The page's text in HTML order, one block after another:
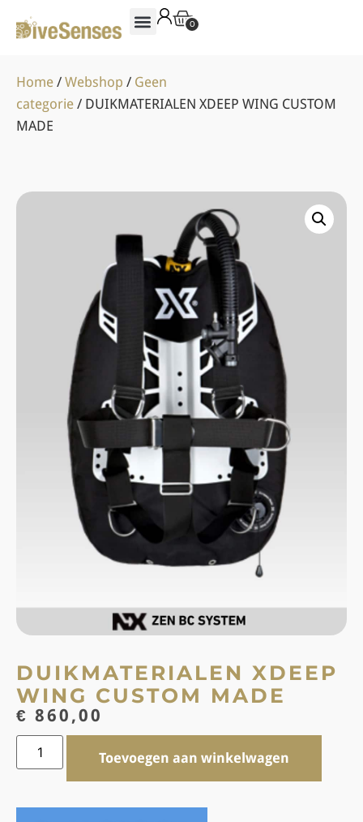
0
Home / Webshop / Geen
categorie / DUIKMATERIALEN XDEEP WING CUSTOM
MADE
DUIKMATERIALEN XDEEP
WING CUSTOM MADE
€ 860,00
Toevoegen aan winkelwagen